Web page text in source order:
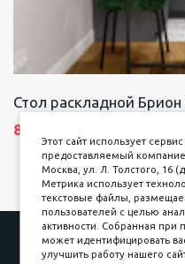
Стол раскладной
8690 р.
Наши работы
Этот сайт использует
предоставляемый
Москва, ул. Л. Толстого, 16
Метрика использует
текстовые файлы,
пользователей с целью
активности. Собранная
может идентифицировать
улучшить работу нашего